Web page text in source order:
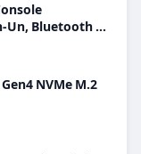
Un, Bluetooth et
Gen4 NVMe M.2